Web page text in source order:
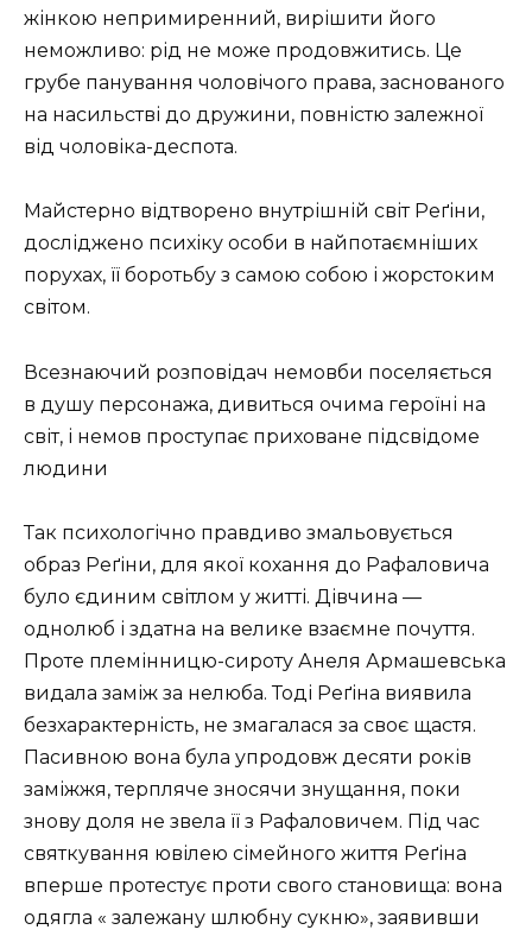
жінкою непримиренний, вирішити його
неможливо: рід не може продовжитись. Це
грубе панування чоловічого права, заснованого
на насильстві до дружини, повністю залежної
від чоловіка-деспота.
Майстерно відтворено внутрішній світ Реґіни,
досліджено психіку особи в найпотаємніших
порухах, її боротьбу з самою собою і жорстоким
світом.
Всезнаючий розповідач немовби поселяється
в душу персонажа, дивиться очима героїні на
світ, і немов проступає приховане підсвідоме
людини
Так психологічно правдиво змальовується
образ Реґіни, для якої кохання до Рафаловича
було єдиним світлом у житті. Дівчина —
однолюб і здатна на велике взаємне почуття.
Проте племінницю-сироту Анеля Армашевська
видала заміж за нелюба. Тоді Реґіна виявила
безхарактерність, не змагалася за своє щастя.
Пасивною вона була упродовж десяти років
заміжжя, терпляче зносячи знущання, поки
знову доля не звела її з Рафаловичем. Під час
святкування ювілею сімейного життя Реґіна
вперше протестує проти свого становища: вона
одягла « залежану шлюбну сукню», заявивши